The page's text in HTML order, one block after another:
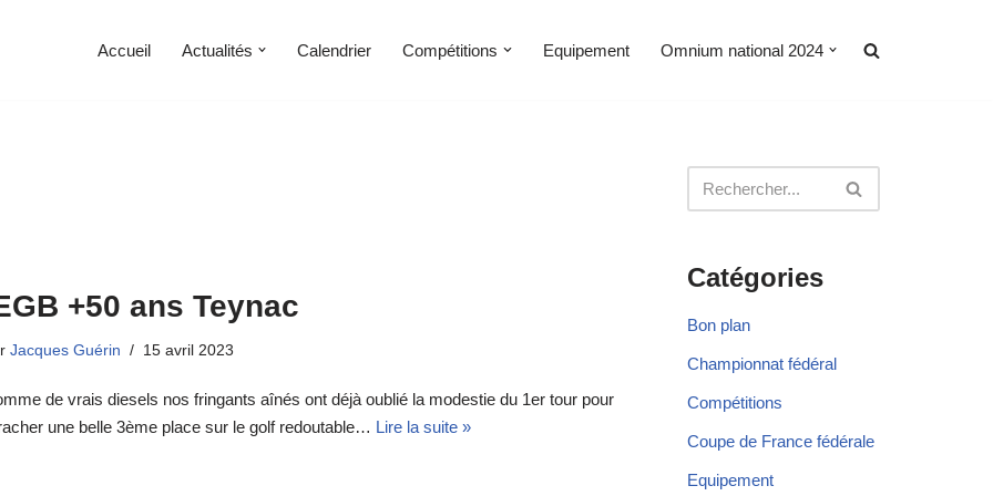
Accueil Actualités Calendrier Compétitions Equipement Omnium national 2024
+50 ans Teynac
Jacques Guérin 15 avril 2023
de vrais diesels nos fringants aînés ont déjà oublié la modestie du 1er tour pour
une belle 3ème place sur le golf redoutable… Lire la suite »
Catégories
Bon plan
Championnat fédéral
Compétitions
Coupe de France fédérale
Equipement